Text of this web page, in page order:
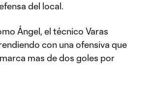
del local.
Ángel, el técnico Varas
con una ofensiva que
mas de dos goles por